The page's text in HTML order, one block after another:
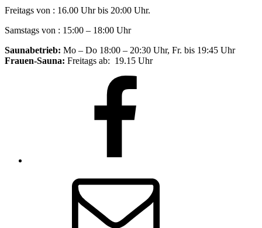
Freitags von : 16.00 Uhr bis 20:00 Uhr.
Samstags von : 15:00 – 18:00 Uhr
Saunabetrieb: Mo – Do 18:00 – 20:30 Uhr, Fr. bis 19:45 Uhr
Frauen-Sauna: Freitags ab: 19.15 Uhr